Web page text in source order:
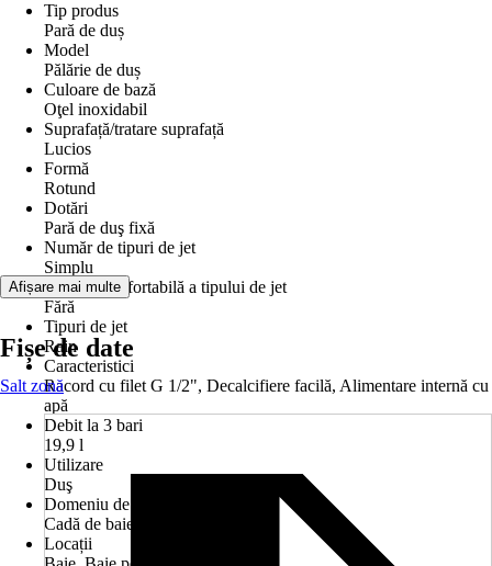
Tip produs
Pară de duș
Model
Pălărie de duș
Culoare de bază
Oţel inoxidabil
Suprafață/tratare suprafață
Lucios
Formă
Rotund
Dotări
Pară de duş fixă
Număr de tipuri de jet
Simplu
Reglare confortabilă a tipului de jet
Fără
Tipuri de jet
Rain
Caracteristici
Racord cu filet G 1/2", Decalcifiere facilă, Alimentare internă cu
apă
Debit la 3 bari
19,9 l
Utilizare
Duş
Domeniu de utilizare
Cadă de baie, Cădiță de duș
Locații
Afișare mai multe
Fișe de date
Salt zonă